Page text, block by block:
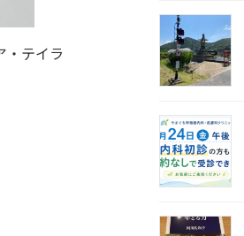
・テイラ